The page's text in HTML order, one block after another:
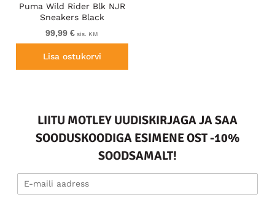
Puma Wild Rider Blk NJR
Sneakers Black
99,99 € sis. KM
Lisa ostukorvi
LIITU MOTLEY UUDISKIRJAGA JA SAA
SOODUSKOODIGA ESIMENE OST -10%
SOODSAMALT!